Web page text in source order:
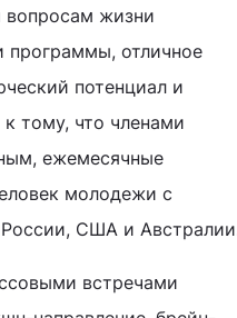
вопросам жизни
программы, отличное
потенциал и
тому, что членами
ежемесячные
молодежи с
США и
встречами